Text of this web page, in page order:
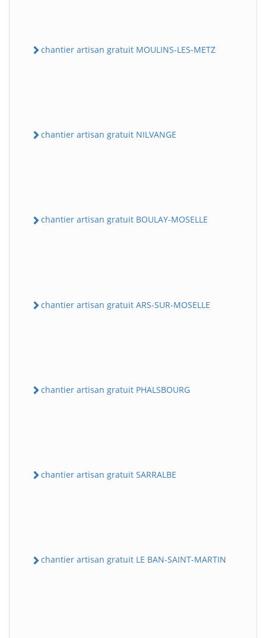
chantier artisan gratuit MOULINS-LES-METZ
chantier artisan gratuit NILVANGE
chantier artisan gratuit BOULAY-MOSELLE
chantier artisan gratuit ARS-SUR-MOSELLE
chantier artisan gratuit PHALSBOURG
chantier artisan gratuit SARRALBE
chantier artisan gratuit LE BAN-SAINT-MARTIN